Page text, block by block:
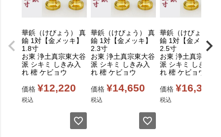
華鋲（けびょう） 真
鍮 1対【金メッキ】
1.8寸
お東 浄土真宗東大谷
派 シキミ しきみ入
れ 樒 ケビョウ
価格 ¥12,220
税込
華鋲（けびょう） 真
鍮 1対【金メッキ】
2.3寸
お東 浄土真宗東大谷
派 シキミ しきみ入
れ 樒 ケビョウ
価格 ¥14,650
税込
華鋲（けびょう）
鍮 1対【金メッキ】
2.5寸
お東 浄土真宗東大
派 シキミ しきみ入
れ 樒 ケビョウ
価格 ¥16,310
税込